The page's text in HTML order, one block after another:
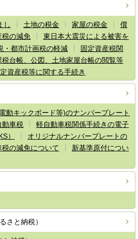
し 土地の税金 家屋の税金
償
税の減免
東日本大震災による被害を
・都市計画税の軽減
固定資産税関
税台帳、公図、土地家屋台帳の閲覧等
資産税等に関する手続き
動キックボード等)のナンバープレート
動車税
軽自動車税関係手続きの電子
）
オリジナルナンバープレートの
税の減免について
新基準原付につい
さと納税）